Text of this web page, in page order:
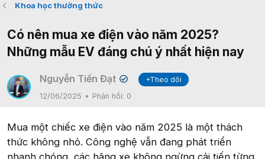
Khoa học thường thức
Có nên mua xe điện vào năm 2025?
Những mẫu EV đáng chú ý nhất hiện nay
Nguyễn Tiến Đạt ✔
+Theo dõi
12/06/2025
Phản hồi: 0
Mua một chiếc xe điện vào năm 2025 là một thách
thức không nhỏ. Công nghệ vẫn đang phát triển
nhanh chóng, các hãng xe không ngừng cải tiến từng